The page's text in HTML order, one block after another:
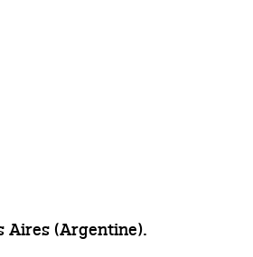
Aires (Argentine).